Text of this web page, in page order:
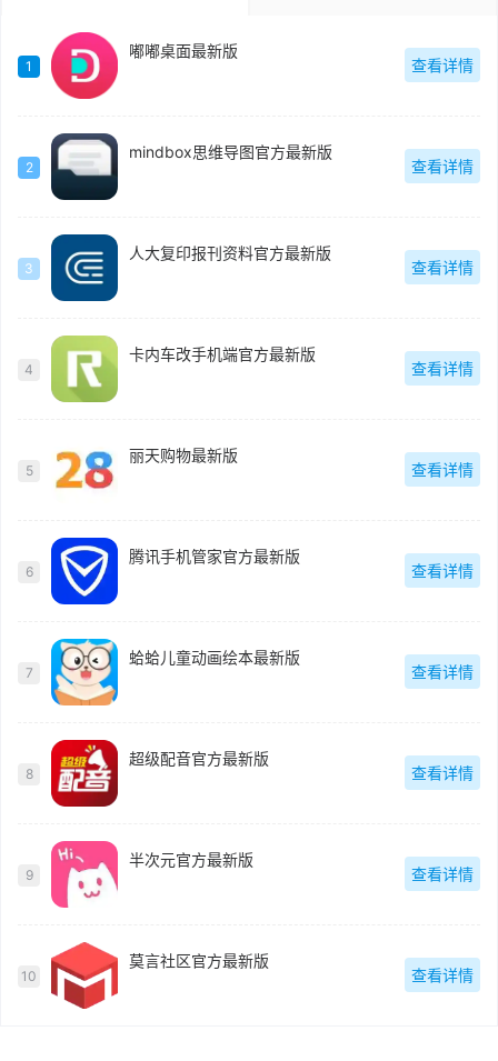
1
嘟嘟桌面最新版
查看详情
2
mindbox思维导图官方最新版
查看详情
3
人大复印报刊资料官方最新版
查看详情
4
卡内车改手机端官方最新版
查看详情
5
丽天购物最新版
查看详情
6
腾讯手机管家官方最新版
查看详情
7
蛤蛤儿童动画绘本最新版
查看详情
8
超级配音官方最新版
查看详情
9
半次元官方最新版
查看详情
10
莫言社区官方最新版
查看详情